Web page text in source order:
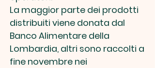
La maggior parte dei prodotti
distribuiti viene donata dal
Banco Alimentare della
Lombardia, altri sono raccolti a
fine novembre nei